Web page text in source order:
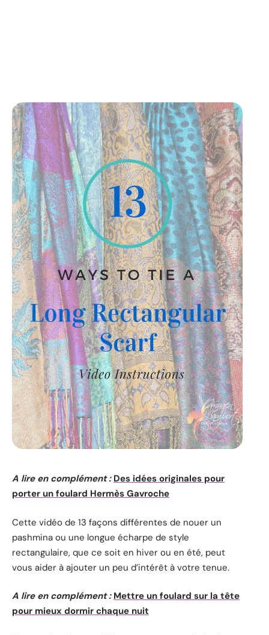
A lire en complément : Des idées originales pour
porter un foulard Hermès Gavroche
Cette vidéo de 13 façons différentes de nouer un
pashmina ou une longue écharpe de style
rectangulaire, que ce soit en hiver ou en été, peut
vous aider à ajouter un peu d’intérêt à votre tenue.
A lire en complément : Mettre un foulard sur la tête
pour mieux dormir chaque nuit